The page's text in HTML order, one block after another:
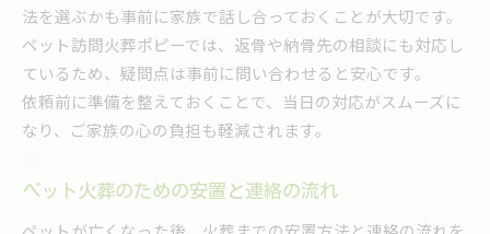
法を選ぶかも事前に家族で話し合っておくことが大切です。
ペット訪問火葬ポピーでは、返骨や納骨先の相談にも対応し
ているため、疑問点は事前に問い合わせると安心です。
依頼前に準備を整えておくことで、当日の対応がスムーズに
なり、ご家族の心の負担も軽減されます。
ペット火葬のための安置と連絡の流れ